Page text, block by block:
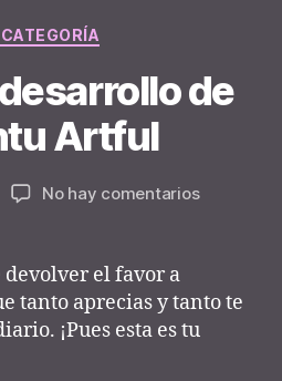
Categories
de
Artful
Post
author
B
y
n
y
r
No hay comentariosen
Ubuntu
Artful
el favor a
tanto aprecias y tanto te
¡Pues esta es tu